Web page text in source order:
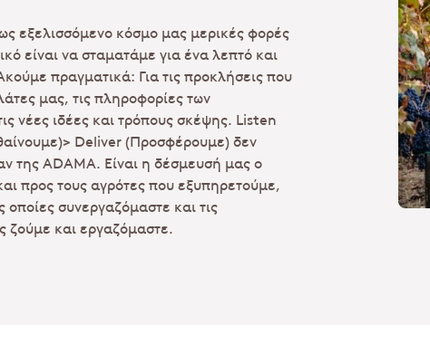
εξελισσόμενο κόσμο μας μερικές φορές
είναι να σταματάμε για ένα λεπτό και
πραγματικά: Για τις προκλήσεις που
μας, τις πληροφορίες των
νέες ιδέες και τρόπους σκέψης. Listen
Deliver (Προσφέρουμε) δεν
της ADAMA. Είναι η δέσμευσή μας ο
προς τους αγρότες που εξυπηρετούμε,
οποίες συνεργαζόμαστε και τις
ζούμε και εργαζόμαστε.